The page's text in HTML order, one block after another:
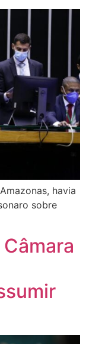
havia
sobre